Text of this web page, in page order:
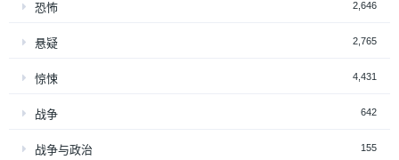
恐怖 2,646
悬疑 2,765
惊悚 4,431
战争 642
战争与政治 155